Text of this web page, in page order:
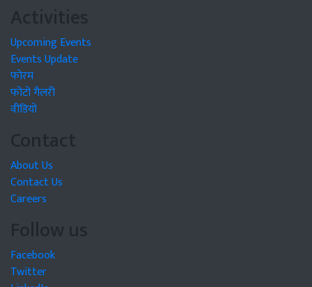
Activities
Upcoming Events
Events Update
फोरम
फोटो गैलरी
वीडियो
Contact
About Us
Contact Us
Careers
Follow us
Facebook
Twitter